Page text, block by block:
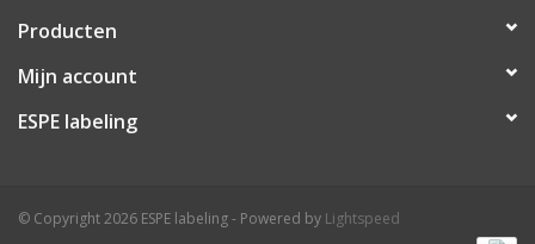
Producten
Mijn account
ESPE labeling
© Copyright 2026 ESPE labeling - Powered by Lightspeed